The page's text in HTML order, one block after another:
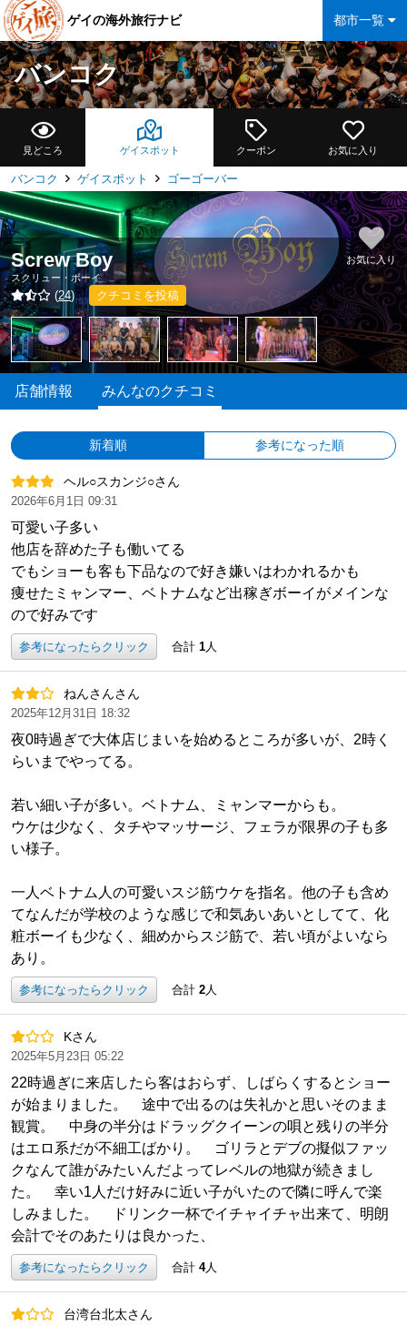
都市一覧
ゲイの海外旅行ナビ
バンコク
見どころ ゲイスポット クーポン お気に入り
バンコク ゲイスポット ゴーゴーバー
Screw Boy
スクリュー・ボーイ
(24) クチコミを投稿
お気に入り
店舗情報 みんなのクチコミ
新着順 参考になった順
ヘル○スカンジ○さん
2026年6月1日 09:31
可愛い子多い
他店を辞めた子も働いてる
でもショーも客も下品なので好き嫌いはわかれるかも
痩せたミャンマー、ベトナムなど出稼ぎボーイがメインな
ので好みです
参考になったらクリック 合計 1人
ねんさんさん
2025年12月31日 18:32
夜0時過ぎで大体店じまいを始めるところが多いが、2時く
らいまでやってる。
若い細い子が多い。ベトナム、ミャンマーからも。
ウケは少なく、タチやマッサージ、フェラが限界の子も多
い様子。
一人ベトナム人の可愛いスジ筋ウケを指名。他の子も含め
てなんだが学校のような感じで和気あいあいとしてて、化
粧ボーイも少なく、細めからスジ筋で、若い頃がよいなら
あり。
参考になったらクリック 合計 2人
Kさん
2025年5月23日 05:22
22時過ぎに来店したら客はおらず、しばらくするとショー
が始まりました。 途中で出るのは失礼かと思いそのまま
観賞。 中身の半分はドラッグクイーンの唄と残りの半分
はエロ系だが不細工ばかり。 ゴリラとデブの擬似ファッ
クなんて誰がみたいんだよってレベルの地獄が続きまし
た。 幸い1人だけ好みに近い子がいたので隣に呼んで楽
しみました。 ドリンク一杯でイチャイチャ出来て、明朗
会計でそのあたりは良かった、
参考になったらクリック 合計 4人
台湾台北太さん